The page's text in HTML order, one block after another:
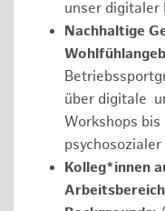
unser digitaler
Nachhaltige
über digitale
Workshops
Kolleg*innen